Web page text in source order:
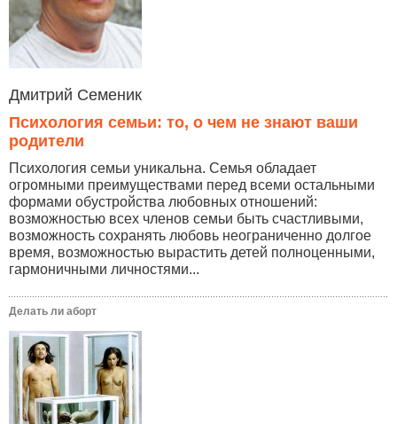
Дмитрий Семеник
Психология семьи: то, о чем не знают ваши
родители
Психология семьи уникальна. Семья обладает
огромными преимуществами перед всеми остальными
формами обустройства любовных отношений:
возможностью всех членов семьи быть счастливыми,
возможность сохранять любовь неограниченно долгое
время, возможностью вырастить детей полноценными,
гармоничными личностями...
Делать ли аборт